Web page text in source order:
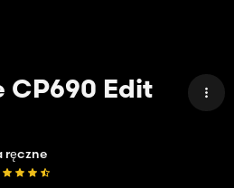
CP690 Edit
ręczne